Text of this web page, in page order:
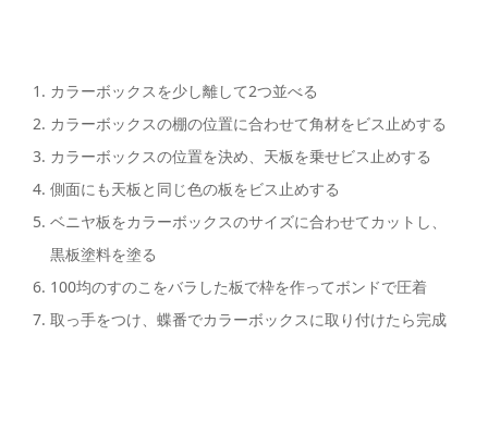
カラーボックスを少し離して2つ並べる
カラーボックスの棚の位置に合わせて角材をビス止めする
カラーボックスの位置を決め、天板を乗せビス止めする
側面にも天板と同じ色の板をビス止めする
ベニヤ板をカラーボックスのサイズに合わせてカットし、
黒板塗料を塗る
100均のすのこをバラした板で枠を作ってボンドで圧着
取っ手をつけ、蝶番でカラーボックスに取り付けたら完成